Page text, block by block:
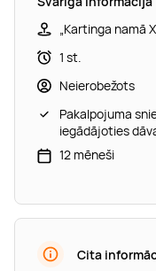
„Kartinga namā
1 st.
Neierobežots
Pakalpojuma
iegādājoties
12 mēneši
Cita